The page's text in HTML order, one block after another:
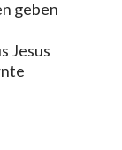
geben
Jesus